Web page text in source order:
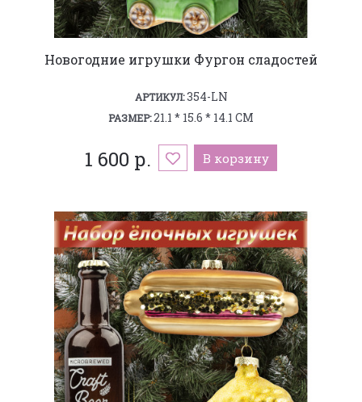
Новогодние игрушки Фургон сладостей
АРТИКУЛ:354-LN
РАЗМЕР:21.1 * 15.6 * 14.1 СМ
1 600 р. В корзину